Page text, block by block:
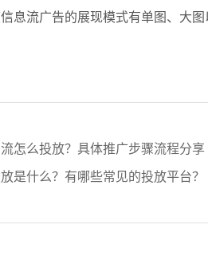
息流广告的展现模式有单图、大
怎么投放？具体推广步骤流程分享
是什么？有哪些常见的投放平台？